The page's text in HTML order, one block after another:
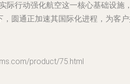
际行动强化航空这一核心基础设
圆通正加速其国际化进程，为客
product/75.html